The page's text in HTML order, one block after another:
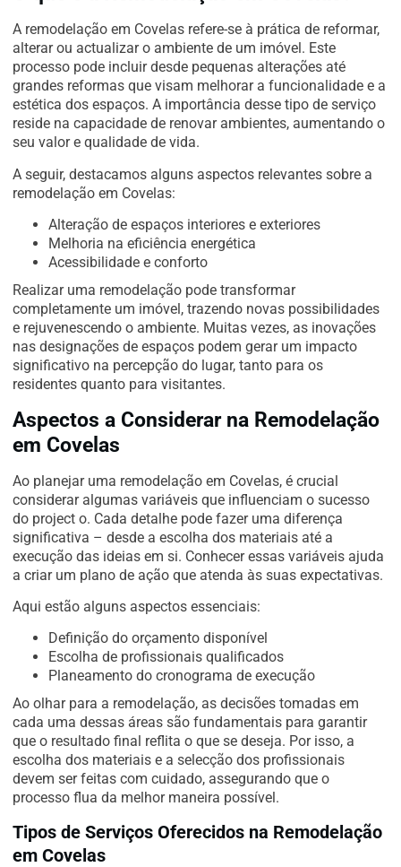
A remodelação em Covelas refere-se à prática de reformar,
alterar ou actualizar o ambiente de um imóvel. Este
processo pode incluir desde pequenas alterações até
grandes reformas que visam melhorar a funcionalidade e a
estética dos espaços. A importância desse tipo de serviço
reside na capacidade de renovar ambientes, aumentando o
seu valor e qualidade de vida.
A seguir, destacamos alguns aspectos relevantes sobre a
remodelação em Covelas:
Alteração de espaços interiores e exteriores
Melhoria na eficiência energética
Acessibilidade e conforto
Realizar uma remodelação pode transformar
completamente um imóvel, trazendo novas possibilidades
e rejuvenescendo o ambiente. Muitas vezes, as inovações
nas designações de espaços podem gerar um impacto
significativo na percepção do lugar, tanto para os
residentes quanto para visitantes.
Aspectos a Considerar na Remodelação
em Covelas
Ao planejar uma remodelação em Covelas, é crucial
considerar algumas variáveis que influenciam o sucesso
do project o. Cada detalhe pode fazer uma diferença
significativa – desde a escolha dos materiais até a
execução das ideias em si. Conhecer essas variáveis ajuda
a criar um plano de ação que atenda às suas expectativas.
Aqui estão alguns aspectos essenciais:
Definição do orçamento disponível
Escolha de profissionais qualificados
Planeamento do cronograma de execução
Ao olhar para a remodelação, as decisões tomadas em
cada uma dessas áreas são fundamentais para garantir
que o resultado final reflita o que se deseja. Por isso, a
escolha dos materiais e a selecção dos profissionais
devem ser feitas com cuidado, assegurando que o
processo flua da melhor maneira possível.
Tipos de Serviços Oferecidos na Remodelação
em Covelas